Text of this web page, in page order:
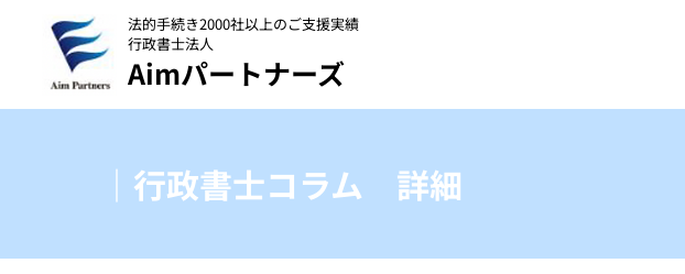
法的手続き2000社以上のご支援実績
行政書士法人
Aimパートナーズ
｜行政書士コラム 詳細